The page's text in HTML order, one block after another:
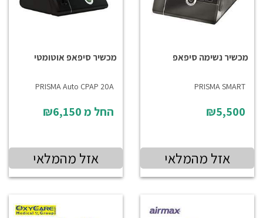
מכשיר נשימה סיפאפ
PRISMA SMART
₪5,500
אזל מהמלאי
מכשיר סיפאפ אוטומטי
PRISMA Auto CPAP 20A
החל מ
אזל מהמלאי